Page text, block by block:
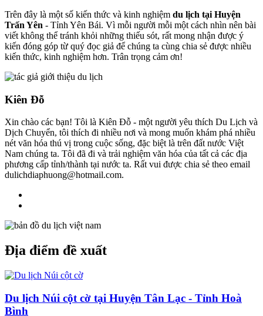
Trên đây là một số kiến thức và kinh nghiệm du lịch tại Huyện
Trấn Yên - Tỉnh Yên Bái. Vì mỗi người mỗi một cách nhìn nên bài
viết không thể tránh khỏi những thiếu sót, rất mong nhận được ý
kiến đóng góp từ quý đọc giả để chúng ta cùng chia sẻ được nhiều
kiến thức, kinh nghiệm hơn. Trân trọng cảm ơn!
Kiên Đỗ
Xin chào các bạn! Tôi là Kiên Đỗ - một người yêu thích Du Lịch và
Dịch Chuyển, tôi thích đi nhiều nơi và mong muốn khám phá nhiều
nét văn hóa thú vị trong cuộc sống, đặc biệt là trên đất nước Việt
Nam chúng ta. Tôi đã đi và trải nghiệm văn hóa của tất cả các địa
phương cấp tỉnh/thành tại nước ta. Rất vui được chia sẻ theo email
dulichdiaphuong@hotmail.com.
Địa điểm đề xuất
Du lịch Núi cột cờ tại Huyện Tân Lạc - Tỉnh Hoà
Bình